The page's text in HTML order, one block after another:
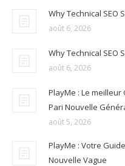
Why Technical SEO
août 6, 2026
Why Technical SEO
août 6, 2026
PlayMe : Le
Pari Nouvelle
août 5, 2026
PlayMe : Votre
Nouvelle Vague